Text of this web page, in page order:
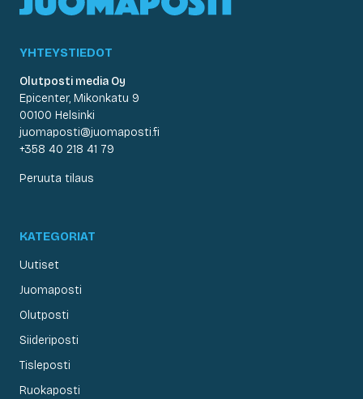
YHTEYSTIEDOT
Olutposti media Oy
Epicenter, Mikonkatu 9
00100 Helsinki
juomaposti@juomaposti.fi
+358 40 218 41 79
Peruuta tilaus
KATEGORIAT
Uutiset
Juomaposti
Olutposti
Siideriposti
Tisleposti
Ruokaposti